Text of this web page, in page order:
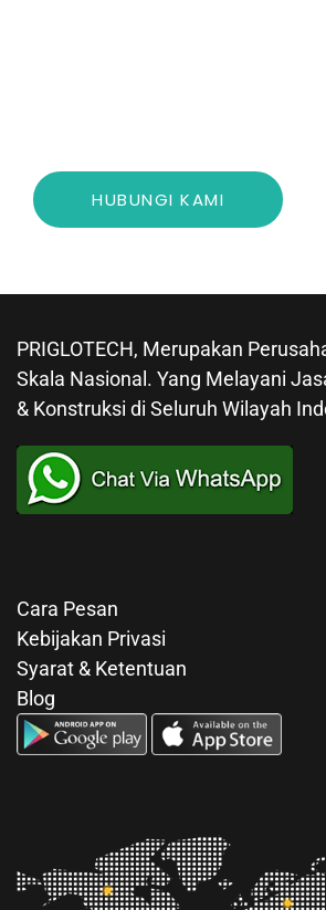
HUBUNGI KAMI
PRIGLOTECH, Merupakan
Skala Nasional. Yang Melayani
& Konstruksi di Seluruh Wilayah
Cara Pesan
Kebijakan Privasi
Syarat & Ketentuan
Blog